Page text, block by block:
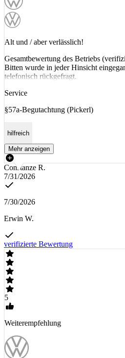
Alt und / aber verlässlich!
Gesamtbewertung des Betriebs
Bitten wurde in jeder Hinsicht
telefonisch rückgefragt.
Service
§57a-Begutachtung (Pickerl)
hilfreich
Mehr anzeigen
Constanze R.
7/31/2026
7/30/2026
Erwin W.
verifizierte Bewertung
5
Weiterempfehlung